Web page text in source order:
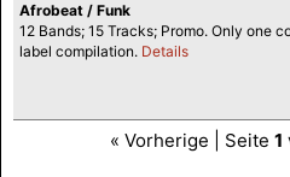
Afrobeat / Funk
12 Bands; 15 Tracks; Promo. Only one
label compilation. Details
« Vorherige | Seite 1